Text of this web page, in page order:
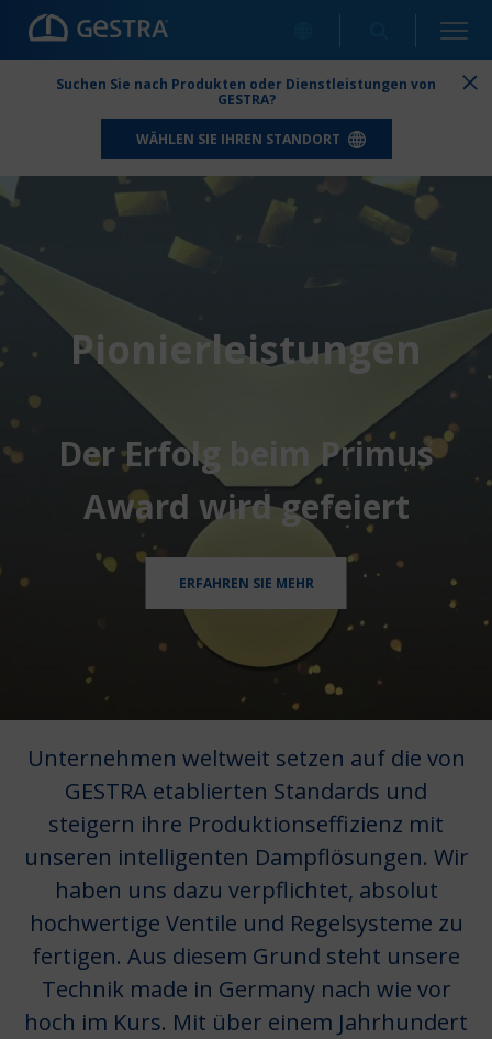
Suchen Sie nach Produkten oder Dienstleistungen von
GESTRA?
WÄHLEN SIE IHREN STANDORT
Pionierleistungen
Der Erfolg beim Primus
Award wird gefeiert
ERFAHREN SIE MEHR
Unternehmen weltweit setzen auf die von
GESTRA etablierten Standards und
steigern ihre Produktionseffizienz mit
unseren intelligenten Dampflösungen. Wir
haben uns dazu verpflichtet, absolut
hochwertige Ventile und Regelsysteme zu
fertigen. Aus diesem Grund steht unsere
Technik made in Germany nach wie vor
hoch im Kurs. Mit über einem Jahrhundert